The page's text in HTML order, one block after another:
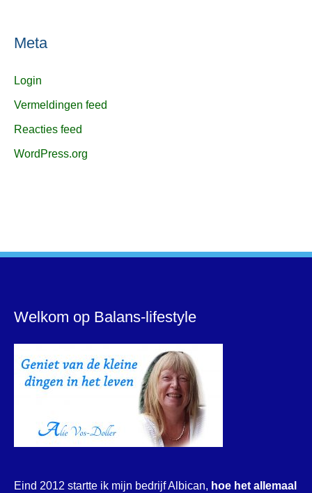
Meta
Login
Vermeldingen feed
Reacties feed
WordPress.org
Welkom op Balans-lifestyle
Eind 2012 startte ik mijn bedrijf Albican, hoe het allemaal